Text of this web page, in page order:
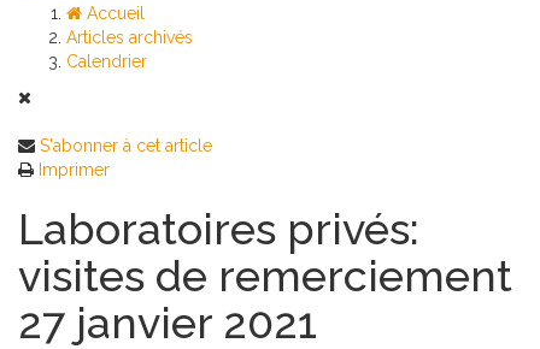
Accueil
Articles archivés
Calendrier
S'abonner à cet article
Imprimer
Laboratoires privés:
visites de remerciement
27 janvier 2021